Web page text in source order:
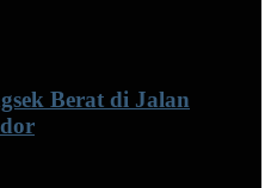
Berat di Jalan